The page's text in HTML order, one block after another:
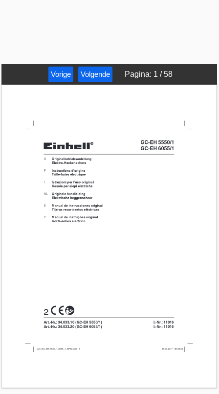
Vorige Volgende Pagina: 1 /58